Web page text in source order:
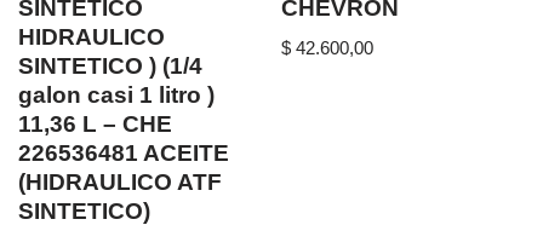
SINTETICO
HIDRAULICO
SINTETICO ) (1/4
galon casi 1 litro )
11,36 L – CHE
226536481 ACEITE
(HIDRAULICO ATF
SINTETICO)
CHEVRON
$ 42.600,00